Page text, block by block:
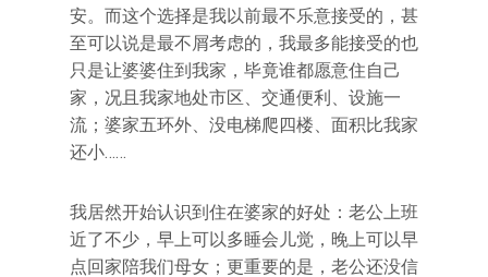
安。而这个选择是我以前最不乐意接受的，甚
至可以说是最不屑考虑的，我最多能接受的也
只是让婆婆住到我家，毕竟谁都愿意住自己
家，况且我家地处市区、交通便利、设施一
流；婆家五环外、没电梯爬四楼、面积比我家
还小……
我居然开始认识到住在婆家的好处：老公上班
近了不少，早上可以多睡会儿觉，晚上可以早
点回家陪我们母女；更重要的是，老公还没信